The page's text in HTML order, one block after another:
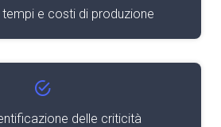
tempi e costi di produzione
delle criticità